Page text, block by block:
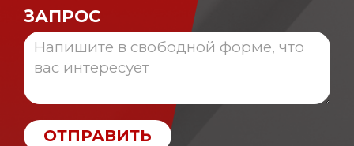
ЗАПРОС
ОТПРАВИТЬ